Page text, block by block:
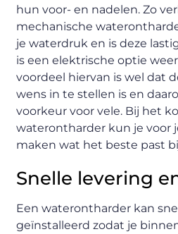
hun voor- en nadelen. Zo
mechanische
je waterdruk en is deze
is een elektrische optie
voordeel hiervan is wel dat
wens in te stellen is en
voorkeur voor vele. Bij het
waterontharder kun je voor
maken wat het beste past
Snelle levering
Een waterontharder kan
geïnstalleerd zodat je